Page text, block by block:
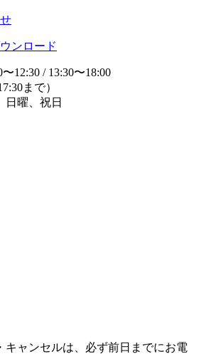
ンロード
12:30 / 13:30〜18:00
まで）
日曜、祝日
キャンセルは、必ず前日までにお電